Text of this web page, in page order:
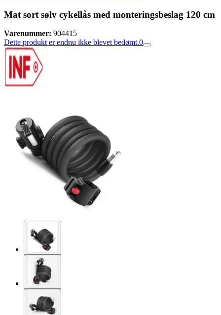
Mat sort sølv cykellås med monteringsbeslag 120 cm
Varenummer: 904415
Dette produkt er endnu ikke blevet bedømt.0